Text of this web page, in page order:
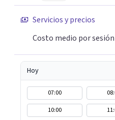
Servicios y precios
Costo medio por sesión
Hoy
07:00
10:00